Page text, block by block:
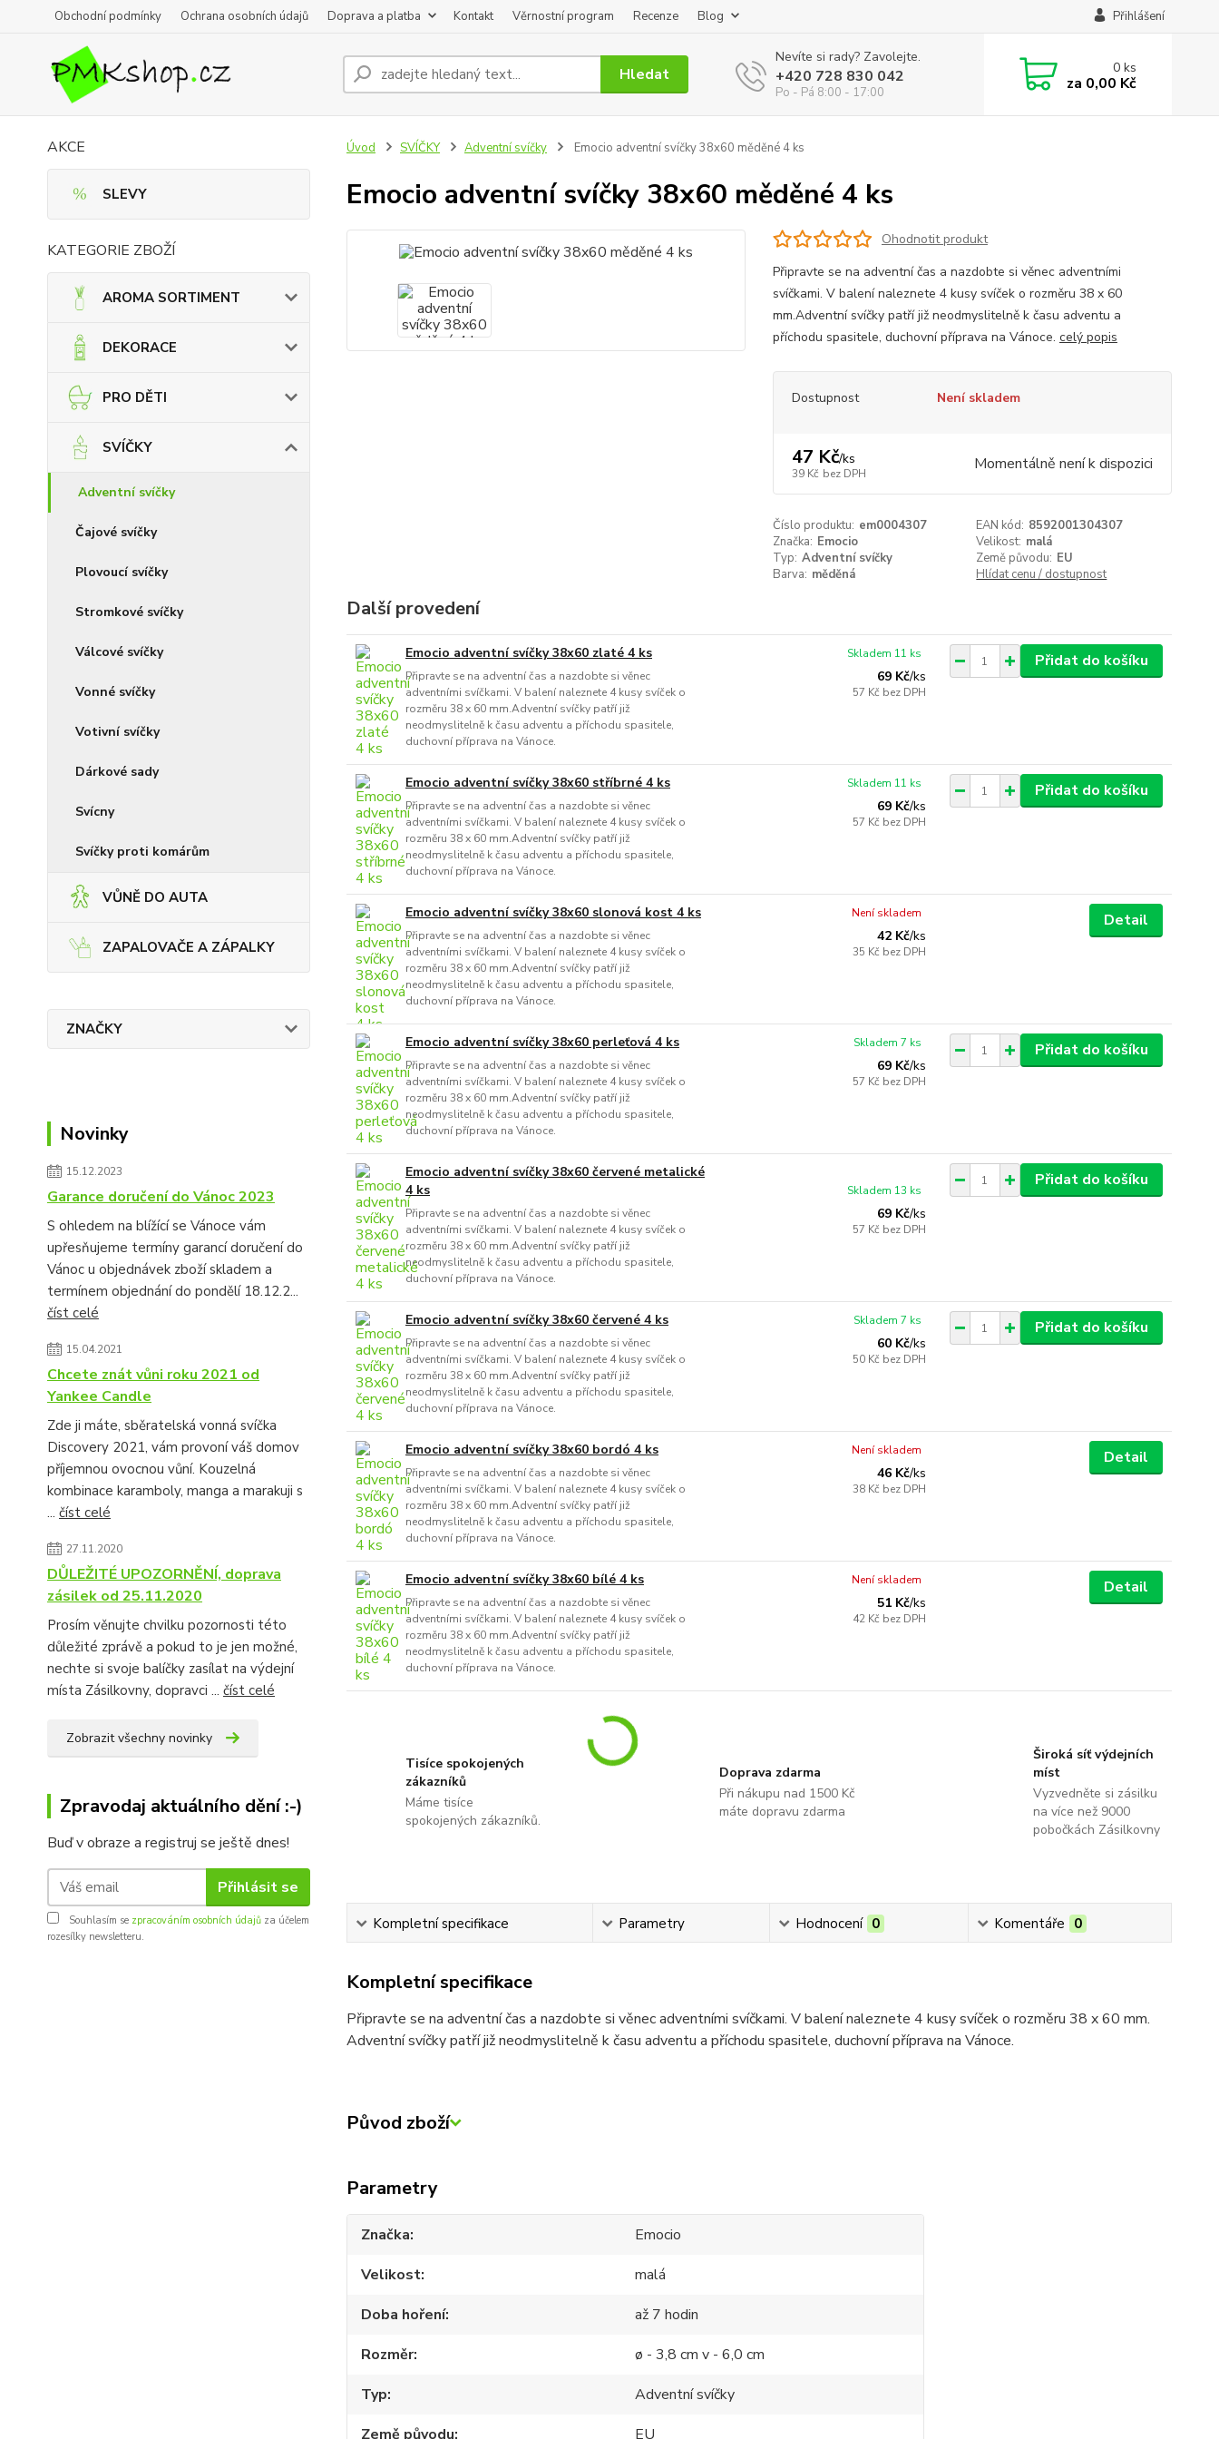
Obchodní podmínky Ochrana osobních údajů Doprava a platba Kontakt Věrnostní program Recenze Blog Přihlášení
Hledat
Nevíte si rady? Zavolejte.
+420 728 830 042
Po - Pá 8:00 - 17:00
0ks
za 0,00 Kč
AKCE
SLEVY
KATEGORIE ZBOŽÍ
AROMA SORTIMENT
DEKORACE
PRO DĚTI
SVÍČKY
Adventní svíčky
Čajové svíčky
Plovoucí svíčky
Stromkové svíčky
Válcové svíčky
Vonné svíčky
Votivní svíčky
Dárkové sady
Svícny
Svíčky proti komárům
VŮNĚ DO AUTA
ZAPALOVAČE A ZÁPALKY
ZNAČKY
Novinky
15.12.2023
Garance doručení do Vánoc 2023
S ohledem na blížící se Vánoce vám
upřesňujeme termíny garancí doručení do
Vánoc u objednávek zboží skladem a
termínem objednání do pondělí 18.12.2...
číst celé
15.04.2021
Chcete znát vůni roku 2021 od
Yankee Candle
Zde ji máte, sběratelská vonná svíčka
Discovery 2021, vám provoní váš domov
příjemnou ovocnou vůní. Kouzelná
kombinace karamboly, manga a marakuji s
... číst celé
27.11.2020
DŮLEŽITÉ UPOZORNĚNÍ, doprava
zásilek od 25.11.2020
Prosím věnujte chvilku pozornosti této
důležité zprávě a pokud to je jen možné,
nechte si svoje balíčky zasílat na výdejní
místa Zásilkovny, dopravci ... číst celé
Zobrazit všechny novinky
Zpravodaj aktuálního dění :-)
Buď v obraze a registruj se ještě dnes!
Přihlásit se
Souhlasím se zpracováním osobních údajů za účelem
rozesílky newsletteru.
Úvod SVÍČKY Adventní svíčky Emocio adventní svíčky 38x60 měděné 4 ks
Emocio adventní svíčky 38x60 měděné 4 ks
Ohodnotit produkt
Připravte se na adventní čas a nazdobte si věnec adventními
svíčkami. V balení naleznete 4 kusy svíček o rozměru 38 x 60
mm.Adventní svíčky patří již neodmyslitelně k času adventu a
příchodu spasitele, duchovní příprava na Vánoce. celý popis
Dostupnost Není skladem
47 Kč/ks
39 Kč bez DPH Momentálně není k dispozici
Číslo produktu: em0004307 EAN kód: 8592001304307
Značka: Emocio Velikost: malá
Typ: Adventní svíčky Země původu: EU
Barva: měděná Hlídat cenu / dostupnost
Další provedení
Emocio adventní svíčky 38x60 zlaté 4 ks
Připravte se na adventní čas a nazdobte si věnec
adventními svíčkami. V balení naleznete 4 kusy svíček o
rozměru 38 x 60 mm.Adventní svíčky patří již
neodmyslitelně k času adventu a příchodu spasitele,
duchovní příprava na Vánoce.
69 Kč/ks
57 Kč bez DPH
Skladem 11 ks Přidat do košíku
Emocio adventní svíčky 38x60 stříbrné 4 ks
Připravte se na adventní čas a nazdobte si věnec
adventními svíčkami. V balení naleznete 4 kusy svíček o
rozměru 38 x 60 mm.Adventní svíčky patří již
neodmyslitelně k času adventu a příchodu spasitele,
duchovní příprava na Vánoce.
69 Kč/ks
57 Kč bez DPH
Skladem 11 ks Přidat do košíku
Emocio adventní svíčky 38x60 slonová kost 4 ks
Připravte se na adventní čas a nazdobte si věnec
adventními svíčkami. V balení naleznete 4 kusy svíček o
rozměru 38 x 60 mm.Adventní svíčky patří již
neodmyslitelně k času adventu a příchodu spasitele,
duchovní příprava na Vánoce.
42 Kč/ks
35 Kč bez DPH
Není skladem Detail
Emocio adventní svíčky 38x60 perleťová 4 ks
Připravte se na adventní čas a nazdobte si věnec
adventními svíčkami. V balení naleznete 4 kusy svíček o
rozměru 38 x 60 mm.Adventní svíčky patří již
neodmyslitelně k času adventu a příchodu spasitele,
duchovní příprava na Vánoce.
69 Kč/ks
57 Kč bez DPH
Skladem 7 ks Přidat do košíku
Emocio adventní svíčky 38x60 červené metalické
4 ks
Připravte se na adventní čas a nazdobte si věnec
adventními svíčkami. V balení naleznete 4 kusy svíček o
rozměru 38 x 60 mm.Adventní svíčky patří již
neodmyslitelně k času adventu a příchodu spasitele,
duchovní příprava na Vánoce.
69 Kč/ks
57 Kč bez DPH
Skladem 13 ks
Přidat do košíku
Emocio adventní svíčky 38x60 červené 4 ks
Připravte se na adventní čas a nazdobte si věnec
adventními svíčkami. V balení naleznete 4 kusy svíček o
rozměru 38 x 60 mm.Adventní svíčky patří již
neodmyslitelně k času adventu a příchodu spasitele,
duchovní příprava na Vánoce.
60 Kč/ks
50 Kč bez DPH
Skladem 7 ks Přidat do košíku
Emocio adventní svíčky 38x60 bordó 4 ks
Připravte se na adventní čas a nazdobte si věnec
adventními svíčkami. V balení naleznete 4 kusy svíček o
rozměru 38 x 60 mm.Adventní svíčky patří již
neodmyslitelně k času adventu a příchodu spasitele,
duchovní příprava na Vánoce.
46 Kč/ks
38 Kč bez DPH
Není skladem Detail
Emocio adventní svíčky 38x60 bílé 4 ks
Připravte se na adventní čas a nazdobte si věnec
adventními svíčkami. V balení naleznete 4 kusy svíček o
rozměru 38 x 60 mm.Adventní svíčky patří již
neodmyslitelně k času adventu a příchodu spasitele,
duchovní příprava na Vánoce.
51 Kč/ks
42 Kč bez DPH
Není skladem Detail
Tisíce spokojených
zákazníků
Máme tisíce
spokojených zákazníků.
Doprava zdarma
Při nákupu nad 1500 Kč
máte dopravu zdarma
Široká síť výdejních
míst
Vyzvedněte si zásilku
na více než 9000
pobočkách Zásilkovny
Kompletní specifikace Parametry Hodnocení 0 Komentáře 0
Kompletní specifikace
Připravte se na adventní čas a nazdobte si věnec adventními svíčkami. V balení naleznete 4 kusy svíček o rozměru 38 x 60 mm.
Adventní svíčky patří již neodmyslitelně k času adventu a příchodu spasitele, duchovní příprava na Vánoce.
Původ zboží
Parametry
Značka
Emocio
Velikost
malá
Doba hoření
až 7 hodin
Rozměr
ø - 3,8 cm v - 6,0 cm
Typ
Adventní svíčky
Země původu
EU